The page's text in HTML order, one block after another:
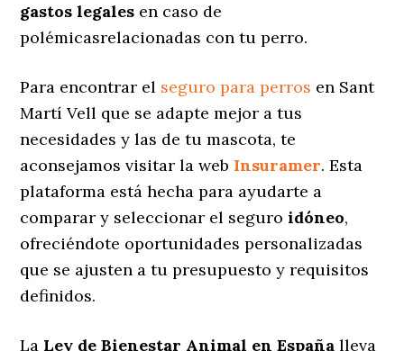
gastos legales en caso de
polémicasrelacionadas con tu perro.
Para encontrar el seguro para perros en Sant
Martí Vell que se adapte mejor a tus
necesidades y las de tu mascota, te
aconsejamos visitar la web Insuramer. Esta
plataforma está hecha para ayudarte a
comparar y seleccionar el seguroidóneo,
ofreciéndote oportunidades personalizadas
que se ajusten a tu presupuesto y requisitos
definidos.
La Ley de Bienestar Animal en España lleva